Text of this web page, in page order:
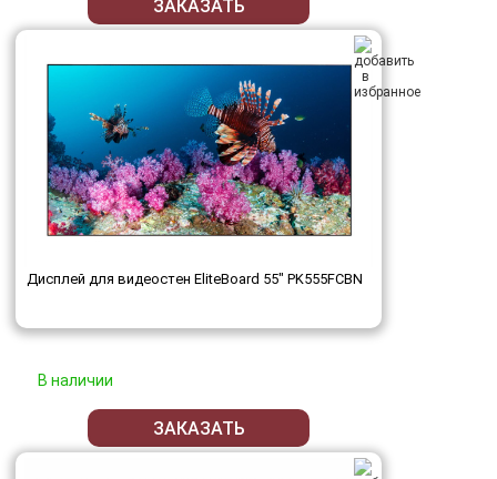
ЗАКАЗАТЬ
Дисплей для видеостен EliteBoard 55" PK555FCBN
В наличии
ЗАКАЗАТЬ